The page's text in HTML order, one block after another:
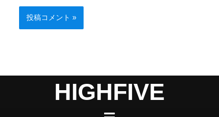
HIGHFIVE